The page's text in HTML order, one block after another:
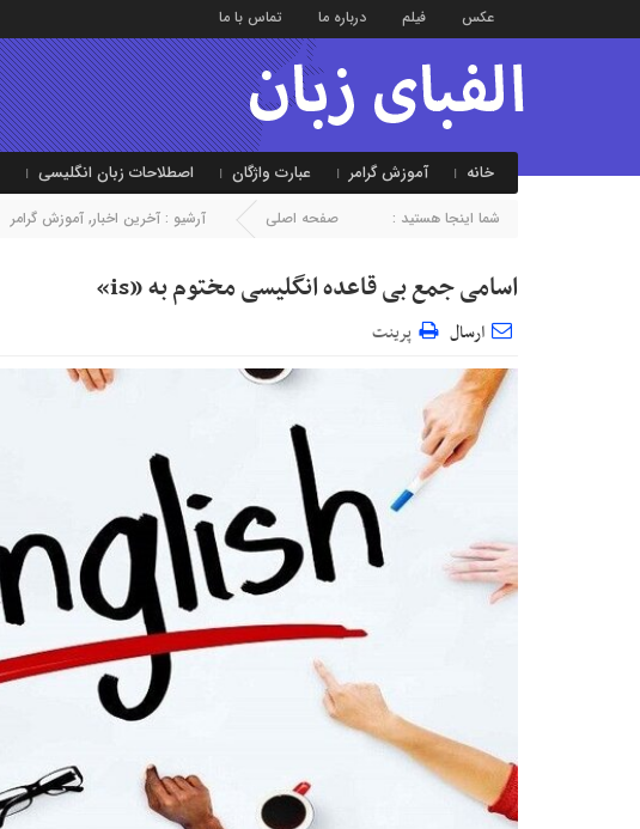
عکس فیلم درباره ما تماس با ما
خانه آموزش گرامر عبارت واژگان اصطلاحات زبان انگلیسی
شما اینجا هستید : صفحه اصلی آرشیو : آخرین اخبار, آموزش گرامر
اسامی جمع بی قاعده انگلیسی مختوم به «is»
ارسال پرینت